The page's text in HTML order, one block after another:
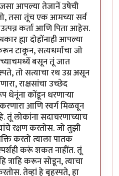
जसा आपल्या तेजानें उषेची
तसा तूंच एक आमच्या सर्व
उत्पन्न कर्ता आणि पिता आहेस.
ह्या दोहोंनाही आपल्या
टाकून, सत्यधर्माचा जो
बसून तूं जात
तो सत्याचा रथ उग्र असून
राक्षसांचा उच्छेद
धेनूंना कोंडून धरणार्‍या
आणि स्वर्ग मिळवून
तूं लोकांना सदाचरणाच्याच
रक्षण करतोस. जो तुझी
करतो त्याला पातक
करूं शकत नाहींत. तूं
त्राहि करून सोडून, त्याचा
तेव्हां हे बृहस्पते, हा